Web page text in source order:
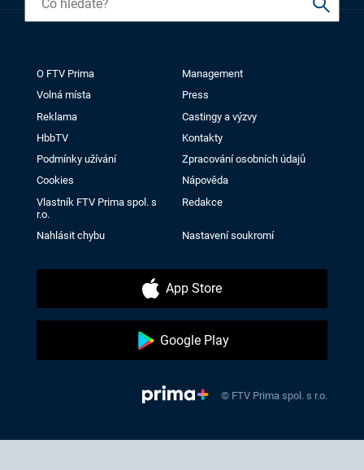
O FTV Prima
Management
Volná místa
Press
Reklama
Castingy a výzvy
HbbTV
Kontakty
Podmínky užívání
Zpracování osobních údajů
Cookies
Nápověda
Vlastník FTV Prima spol. s
r.o.
Redakce
Nahlásit chybu Nastavení soukromí
App Store
Google Play
© FTV Prima spol. s r.o.